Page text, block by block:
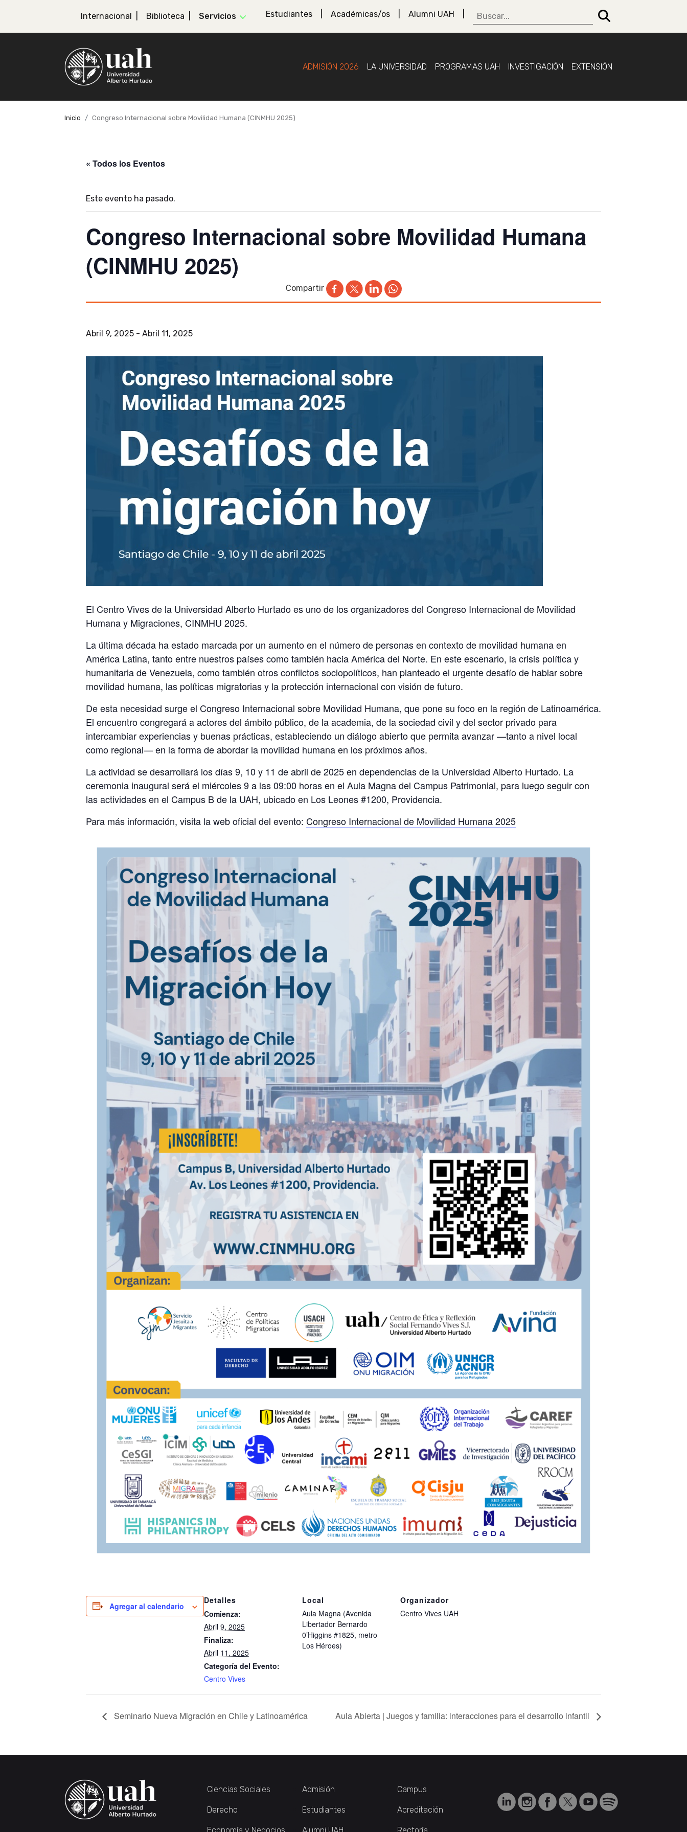
Internacional Biblioteca Servicios Estudiantes Académicas/os Alumni UAH
ADMISIÓN 2026 LA UNIVERSIDAD PROGRAMAS UAH INVESTIGACIÓN EXTENSIÓN
Inicio Congreso Internacional sobre Movilidad Humana (CINMHU 2025)
« Todos los Eventos
Este evento ha pasado.
Congreso Internacional sobre Movilidad Humana
(CINMHU 2025)
Compartir
Abril 9, 2025 - Abril 11, 2025
El Centro Vives de la Universidad Alberto Hurtado es uno de los organizadores del Congreso Internacional de Movilidad
Humana y Migraciones, CINMHU 2025.
La última década ha estado marcada por un aumento en el número de personas en contexto de movilidad humana en
América Latina, tanto entre nuestros países como también hacia América del Norte. En este escenario, la crisis política y
humanitaria de Venezuela, como también otros conflictos sociopolíticos, han planteado el urgente desafío de hablar sobre
movilidad humana, las políticas migratorias y la protección internacional con visión de futuro.
De esta necesidad surge el Congreso Internacional sobre Movilidad Humana, que pone su foco en la región de Latinoamérica.
El encuentro congregará a actores del ámbito público, de la academia, de la sociedad civil y del sector privado para
intercambiar experiencias y buenas prácticas, estableciendo un diálogo abierto que permita avanzar —tanto a nivel local
como regional— en la forma de abordar la movilidad humana en los próximos años.
La actividad se desarrollará los días9, 10 y 11 de abril de 2025en dependencias de la Universidad Alberto Hurtado. La
ceremonia inaugural será el miércoles 9 a las 09:00 horas en el Aula Magna del Campus Patrimonial, para luego seguir con
las actividades en el Campus B de la UAH, ubicado en Los Leones #1200, Providencia.
Para más información, visita la web oficial del evento: Congreso Internacional de Movilidad Humana 2025
Agregar al calendario
Detalles
Comienza:
Abril 9, 2025
Finaliza:
Abril 11, 2025
Categoría del Evento:
Centro Vives
Local
Aula Magna (Avenida
Libertador Bernardo
0’Higgins #1825, metro
Los Héroes)
Organizador
Centro Vives UAH
Seminario Nueva Migración en Chile y Latinoamérica Aula Abierta | Juegos y familia: interacciones para el desarrollo infantil
Ciencias Sociales
Derecho
Admisión
Estudiantes
Campus
Acreditación